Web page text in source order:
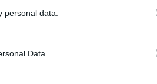
personal data.
Data.